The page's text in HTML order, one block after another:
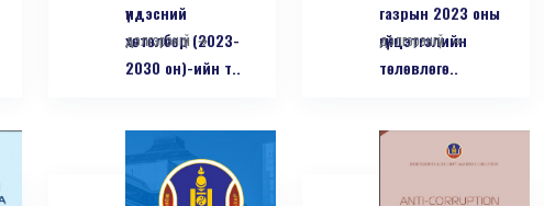
үндэсний
хөтөлбөр (2023-
2030 он)-ийн т..
дэлгэрэнгүй
газрын 2023 оны
гүйцэтгэлийн
төлөвлөгө..
дэлгэрэнгүй